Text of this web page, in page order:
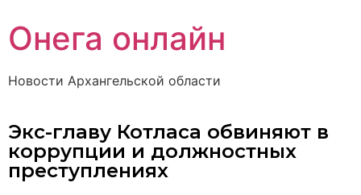
Онега онлайн
Новости Архангельской области
Экс-главу Котласа обвиняют в
коррупции и должностных
преступлениях